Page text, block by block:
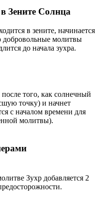
Зените Солнца
в зените, начинается
добровольные молитвы
до начала зухра.
того, как солнечный
точку) и начнет
с началом времени для
молитвы).
Зухр добавляется 2